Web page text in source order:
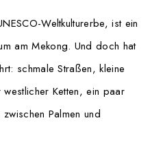
Weltkulturerbe, ist ein
am Mekong. Und doch hat
schmale Straßen, kleine
Ketten, ein paar
Palmen und